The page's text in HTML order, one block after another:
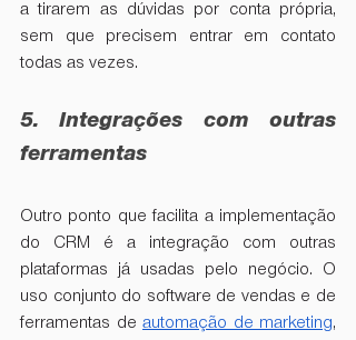
a tirarem as dúvidas por conta própria,
sem que precisem entrar em contato
todas as vezes.
5. Integrações com outras
ferramentas
Outro ponto que facilita a implementação
do CRM é a integração com outras
plataformas já usadas pelo negócio. O
uso conjunto do software de vendas e de
ferramentas de automação de marketing,